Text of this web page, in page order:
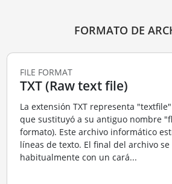
FORMATO DE
FILE FORMAT
TXT (Raw text file)
La extensión TXT representa
que sustituyó a su antiguo nombre
formato). Este archivo informático
líneas de texto. El final del archivo
habitualmente con un cará...